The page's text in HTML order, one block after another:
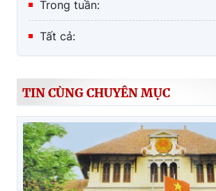
Trong tuần:
Tất cả:
TIN CÙNG CHUYÊN MỤC